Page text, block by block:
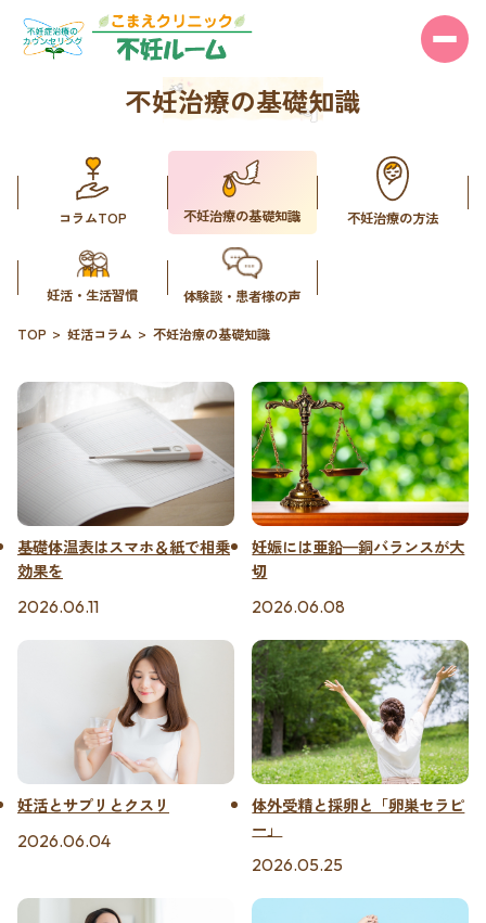
不妊治療の基礎知識
コラムTOP 不妊治療の基礎知識 不妊治療の方法
妊活・生活習慣 体験談・患者様の声
TOP 妊活コラム 不妊治療の基礎知識
基礎体温表はスマホ＆紙で相乗
効果を
2026.06.11
妊娠には亜鉛—銅バランスが大
切
2026.06.08
妊活とサプリとクスリ
2026.06.04
体外受精と採卵と「卵巣セラピ
ー」
2026.05.25